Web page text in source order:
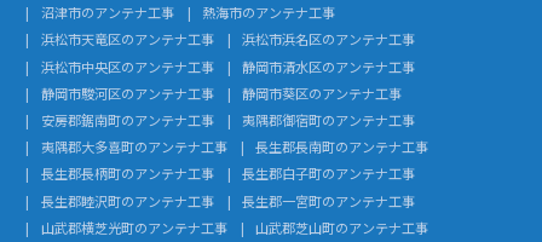
沼津市のアンテナ工事
熱海市のアンテナ工事
浜松市天竜区のアンテナ工事
浜松市浜名区のアンテナ工事
浜松市中央区のアンテナ工事
静岡市清水区のアンテナ工事
静岡市駿河区のアンテナ工事
静岡市葵区のアンテナ工事
安房郡鋸南町のアンテナ工事
夷隅郡御宿町のアンテナ工事
夷隅郡大多喜町のアンテナ工事
長生郡長南町のアンテナ工事
長生郡長柄町のアンテナ工事
長生郡白子町のアンテナ工事
長生郡睦沢町のアンテナ工事
長生郡一宮町のアンテナ工事
山武郡横芝光町のアンテナ工事
山武郡芝山町のアンテナ工事